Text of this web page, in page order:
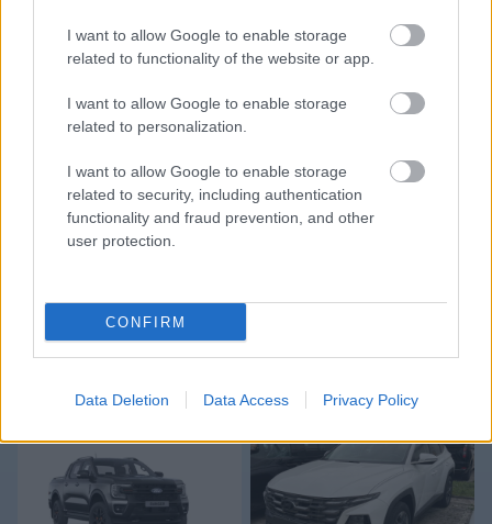
I want to allow Google to enable storage
related to functionality of the website or app.
I want to allow Google to enable storage
related to personalization.
I want to allow Google to enable storage
related to security, including authentication
functionality and fraud prevention, and other
user protection.
CONFIRM
Data Deletion Data Access Privacy Policy
Tetszett a cikk? Megosztanád?
Link másolása Email küldés
ÁTIGAZOLÁSI HÍREK
#ANGOL FOCI
#LIVERPOOL
#PREMIER LEAGUE
#KERKEZ MILOS
#SEBASTIJAN
KERKEZ
Autópiac
Ford Ranger Hyundai Tucson